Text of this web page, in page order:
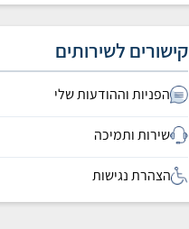
קישורים לשירותים
הפניות וההודעות שלי
שירות ותמיכה
הצהרת נגישות